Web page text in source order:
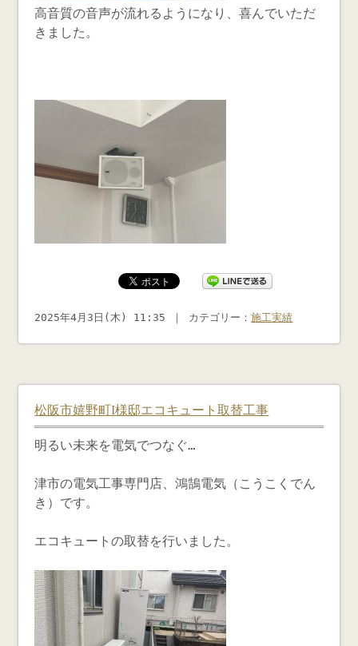
高音質の音声が流れるようになり、喜んでいただ
きました。
2025年4月3日(木) 11:35 ｜ カテゴリー：施工実績
松阪市嬉野町I様邸エコキュート取替工事
明るい未来を電気でつなぐ…
津市の電気工事専門店、鴻鵠電気（こうこくでん
き）です。
エコキュートの取替を行いました。